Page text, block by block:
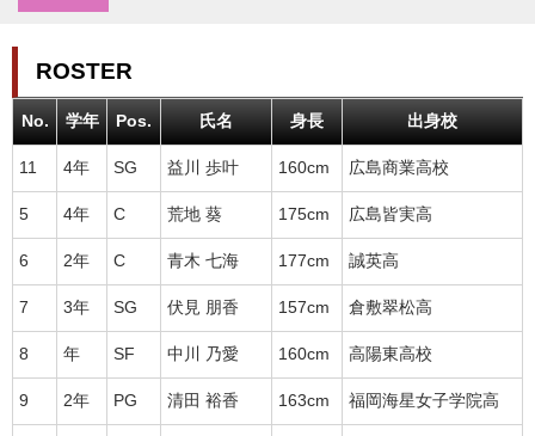
ROSTER
No. 学年 Pos. 氏名 身長 出身校
11 4年 SG 益川 歩叶 160cm 広島商業高校
5 4年 C 荒地 葵 175cm 広島皆実高
6 2年 C 青木 七海 177cm 誠英高
7 3年 SG 伏見 朋香 157cm 倉敷翠松高
8 年 SF 中川 乃愛 160cm 高陽東高校
9 2年 PG 清田 裕香 163cm 福岡海星女子学院高